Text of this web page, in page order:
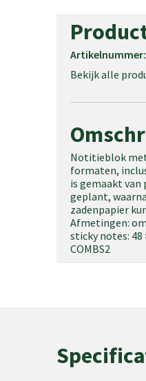
Artikelnummer:
Bekijk alle
Notitieblok met
formaten,
is gemaakt van
geplant,
zadenpapier
Afmetingen:
sticky notes: 48
COMBS2